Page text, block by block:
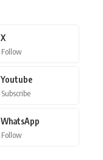
X
Follow
Youtube
Subscribe
WhatsApp
Follow